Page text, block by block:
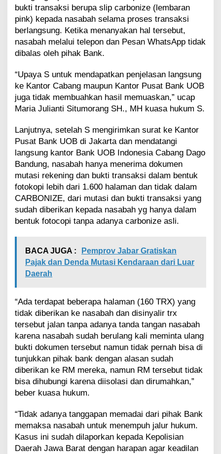
bukti transaksi berupa slip carbonize (lembaran
pink) kepada nasabah selama proses transaksi
berlangsung. Ketika menanyakan hal tersebut,
nasabah melalui telepon dan Pesan WhatsApp tidak
dibalas oleh pihak Bank.
“Upaya S untuk mendapatkan penjelasan langsung
ke Kantor Cabang maupun Kantor Pusat Bank UOB
juga tidak membuahkan hasil memuaskan,” ucap
Maria Julianti Situmorang SH., MH kuasa hukum S.
Lanjutnya, setelah S mengirimkan surat ke Kantor
Pusat Bank UOB di Jakarta dan mendatangi
langsung kantor Bank UOB Indonesia Cabang Dago
Bandung, nasabah hanya menerima dokumen
mutasi rekening dan bukti transaksi dalam bentuk
fotokopi lebih dari 1.600 halaman dan tidak dalam
CARBONIZE, dari mutasi dan bukti transaksi yang
sudah diberikan kepada nasabah yg hanya dalam
bentuk fotocopi tanpa adanya carbonize asli.
BACA JUGA :
Pemprov Jabar Gratiskan
Pajak dan Denda Mutasi Kendaraan dari Luar
Daerah
“Ada terdapat beberapa halaman (160 TRX) yang
tidak diberikan ke nasabah dan disinyalir trx
tersebut jalan tanpa adanya tanda tangan nasabah
karena nasabah sudah berulang kali meminta ulang
bukti dokumen tersebut namun tidak pernah bisa di
tunjukkan pihak bank dengan alasan sudah
diberikan ke RM mereka, namun RM tersebut tidak
bisa dihubungi karena diisolasi dan dirumahkan,”
beber kuasa hukum.
“Tidak adanya tanggapan memadai dari pihak Bank
memaksa nasabah untuk menempuh jalur hukum.
Kasus ini sudah dilaporkan kepada Kepolisian
Daerah Jawa Barat dengan harapan agar keadilan